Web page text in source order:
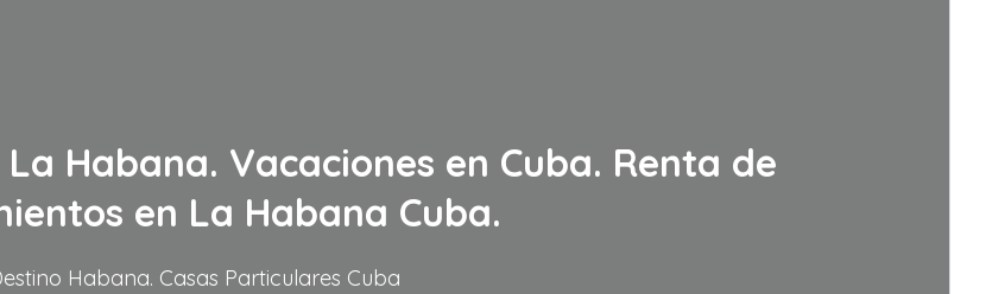
La Habana. Vacaciones en Cuba. Renta de
en La Habana Cuba.
Habana. Casas Particulares Cuba